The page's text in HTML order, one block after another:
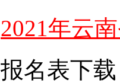
2021年云
报名表下载